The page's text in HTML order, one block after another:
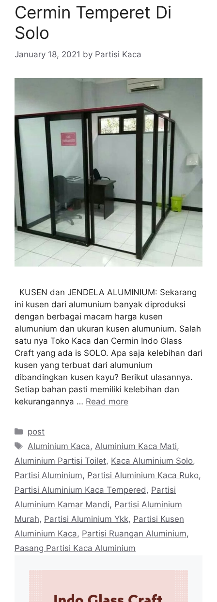
Cermin Temperet Di
Solo
January 18, 2021 by Partisi Kaca
KUSEN dan JENDELA ALUMINIUM: Sekarang
ini kusen dari alumunium banyak diproduksi
dengan berbagai macam harga kusen
alumunium dan ukuran kusen alumunium. Salah
satu nya Toko Kaca dan Cermin Indo Glass
Craft yang ada is SOLO. Apa saja kelebihan dari
kusen yang terbuat dari alumunium
dibandingkan kusen kayu? Berikut ulasannya.
Setiap bahan pasti memiliki kelebihan dan
kekurangannya … Read more
Categories
post
Tags
Aluminium Kaca, Aluminium Kaca Mati,
Aluminium Partisi Toilet, Kaca Aluminium Solo,
Partisi Aluminium, Partisi Aluminium Kaca Ruko,
Partisi Aluminium Kaca Tempered , Partisi
Aluminium Kamar Mandi, Partisi Aluminium
Murah, Partisi Aluminium Ykk, Partisi Kusen
Aluminium Kaca, Partisi Ruangan Aluminium,
Pasang Partisi Kaca Aluminium